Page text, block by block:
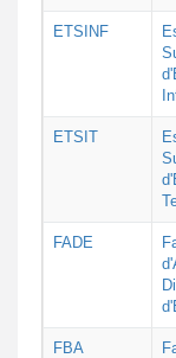
ETSINF
ETSIT
FADE
FBA